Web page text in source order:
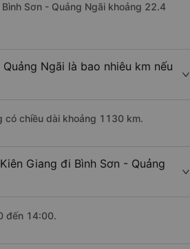
Sơn - Quảng Ngãi khoảng 22.4
Ngãi là bao nhiêu km nếu
có chiều dài khoảng 1130 km.
Giang đi Bình Sơn - Quảng
đến 14:00.